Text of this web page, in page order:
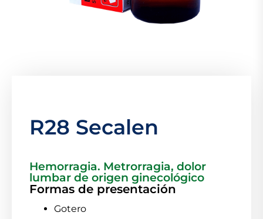
R28 Secalen
Hemorragia. Metrorragia, dolor
lumbar de origen ginecológico
Formas de presentación
Gotero